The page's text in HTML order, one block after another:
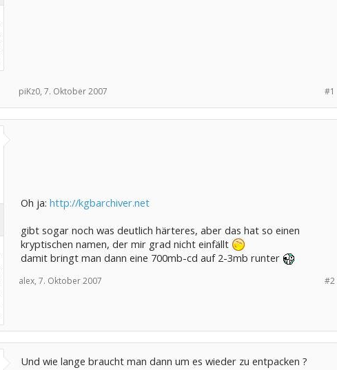
#1
piKz0, 7. Oktober 2007
Oh ja: http://kgbarchiver.net
gibt sogar noch was deutlich härteres, aber das hat so einen
kryptischen namen, der mir grad nicht einfällt
damit bringt man dann eine 700mb-cd auf 2-3mb runter
#2
alex, 7. Oktober 2007
Und wie lange braucht man dann um es wieder zu entpacken ?